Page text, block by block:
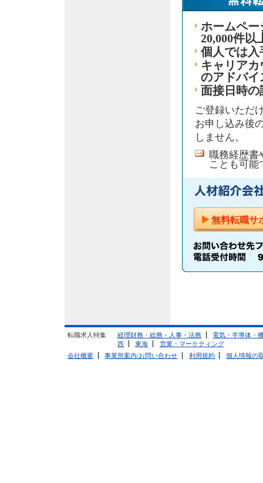
ホームペー
20,000件以
個人では入
キャリア
のアドバイ
面接日時
ご登録いただ
お申し込み後
しません。
職務経歴書
ことも可能
無料転職サ
転職求人特集 経理財務・総務・人事・法務
電気・半導体・
西
東海
営業・マーケティング
会社概要
事業所案内/お問い合わせ 利用規約 個人情報の